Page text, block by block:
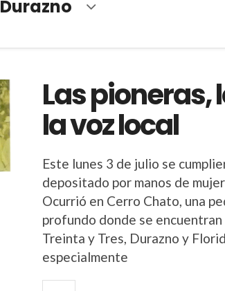
Durazno
Las pioneras,
la voz local
Este lunes 3 de julio se
depositado por manos de
Ocurrió en Cerro Chato, una
profundo donde se
Treinta y Tres, Durazno y
especialmente